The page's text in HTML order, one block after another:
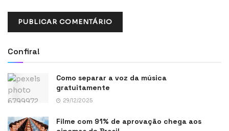
Confira!
Como separar a voz da música
gratuitamente
29/12/2025
Filme com 91% de aprovação chega aos